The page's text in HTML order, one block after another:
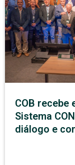
COB
Sistema
diálogo e